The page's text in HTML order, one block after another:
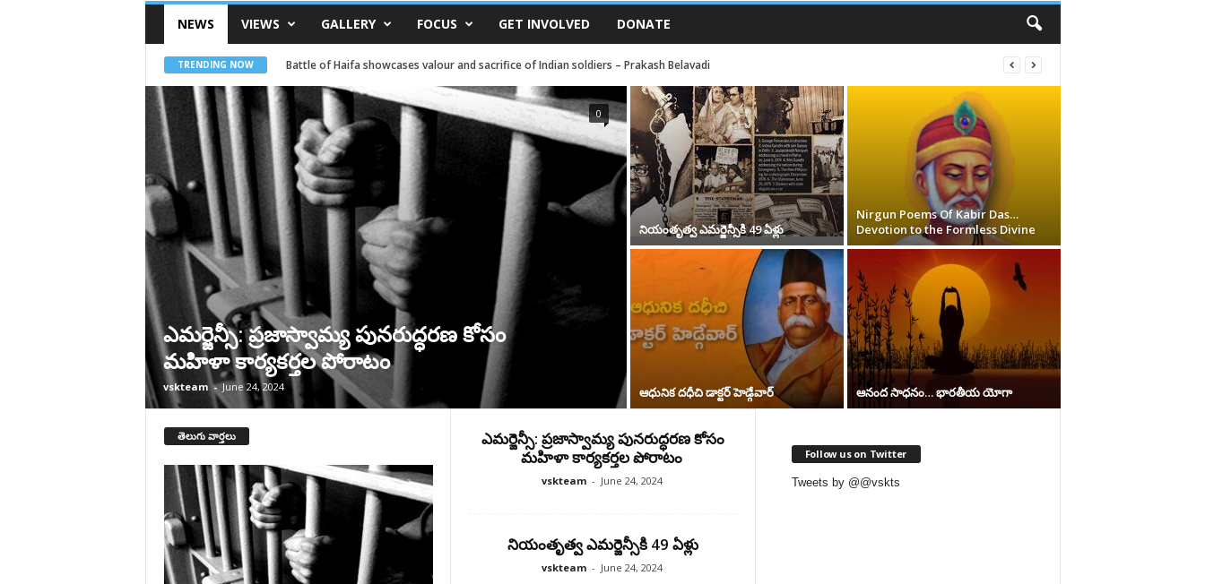
VSK
TelanganaNEWS VIEWS GALLERY FOCUS GET INVOLVED DONATE
TRENDING NOW Battle of Haifa showcases valour and sacrifice of Indian soldiers – Prakash Belavadi
ఎమర్జెన్సీ: ప్రజాస్వామ్య పునరుద్ధరణ కోసం
మహిళా కార్యకర్తల పోరాటం
vskteam - June 24, 2024
0
నియంతృత్వ ఎమర్జెన్సీకి 49 ఏళ్లు
Nirgun Poems Of Kabir Das…
Devotion to the Formless Divine
ఆధునిక దధీచి డాక్టర్‌ హెడ్గేవార్‌ ఆనంద సాధనం… భారతీయ యోగా
తెలుగు వార్తలు
ఎమర్జెన్సీ: ప్రజాస్వామ్య పునరుద్ధరణ కోసం
మహిళా కార్యకర్తల పోరాటం
vskteam - June 24, 2024
నియంతృత్వ ఎమర్జెన్సీకి 49 ఏళ్లు
vskteam - June 24, 2024
Follow us on Twitter
Tweets by @@vskts